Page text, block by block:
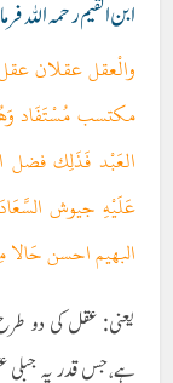
ابن القیم رحمہ اللہ
والْعقل عقلان
مكتسب مُسْتَفَاد وَهُوَ
العَبْد فَذَلِك فضل
عَلَيْهِ جيوش
البهيم احسن حَالا
ہے،جس قدر یہ جبلی